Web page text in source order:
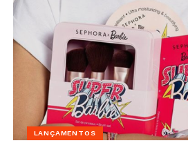
LANÇAMENTOS